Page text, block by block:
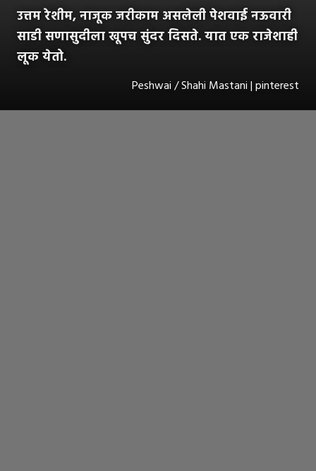
उत्तम रेशीम, नाजूक जरीकाम असलेली पेशवाई नऊवारी
साडी सणासुदीला खूपच सुंदर दिसते. यात एक राजेशाही
लूक येतो.
Peshwai / Shahi Mastani | pinterest